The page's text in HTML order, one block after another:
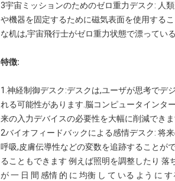
3宇宙ミッションのためのゼロ重力デスク: 人
や機器を固定するために磁気表面を使用する
な机は,宇宙飛行士がゼロ重力状態で漂ってい
特徴:
1.神経制御デスク:デスクは,ユーザが思考でデ
れる可能性があります.脳コンピュータインタ
来の入力デバイスの必要性を大幅に削減でき
2バイオフィードバックによる感情デスク: 将
呼吸,皮膚伝導性などの変数を追跡することが
ることもできます 例えば照明を調整したり
が 一 日 間 感情 的 に 均衡 し て いる よう に